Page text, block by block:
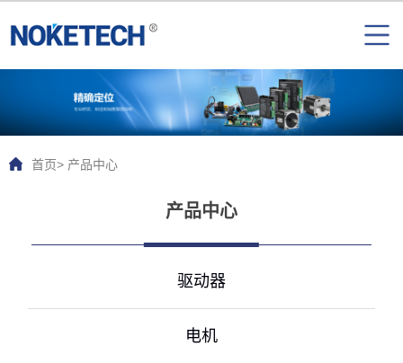
首页> 产品中心
产品中心
驱动器
电机